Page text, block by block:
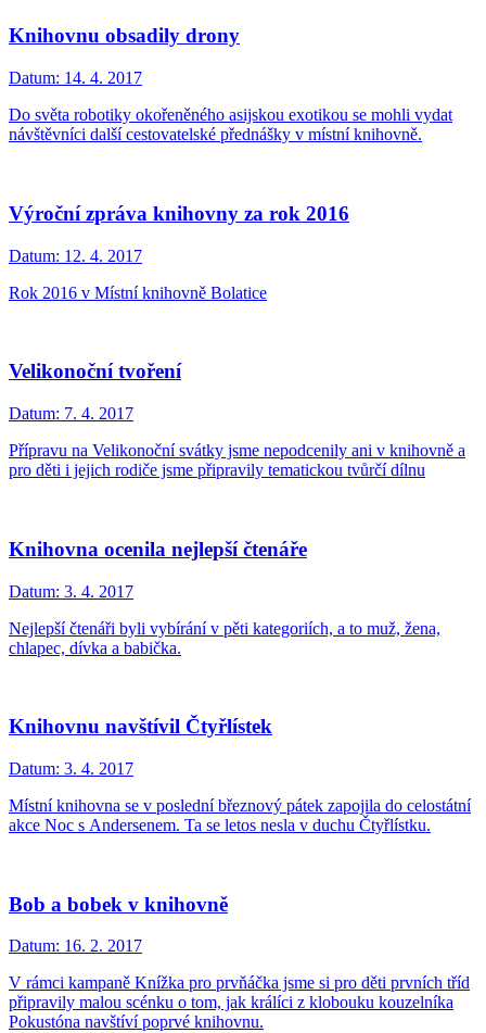
Knihovnu obsadily drony
Datum: 14. 4. 2017
Do světa robotiky okořeněného asijskou exotikou se mohli vydat
návštěvníci další cestovatelské přednášky v místní knihovně.
Výroční zpráva knihovny za rok 2016
Datum: 12. 4. 2017
Rok 2016 v Místní knihovně Bolatice
Velikonoční tvoření
Datum: 7. 4. 2017
Přípravu na Velikonoční svátky jsme nepodcenily ani v knihovně a
pro děti i jejich rodiče jsme připravily tematickou tvůrčí dílnu
Knihovna ocenila nejlepší čtenáře
Datum: 3. 4. 2017
Nejlepší čtenáři byli vybírání v pěti kategoriích, a to muž, žena,
chlapec, dívka a babička.
Knihovnu navštívil Čtyřlístek
Datum: 3. 4. 2017
Místní knihovna se v poslední březnový pátek zapojila do celostátní
akce Noc s Andersenem. Ta se letos nesla v duchu Čtyřlístku.
Bob a bobek v knihovně
Datum: 16. 2. 2017
V rámci kampaně Knížka pro prvňáčka jsme si pro děti prvních tříd
připravily malou scénku o tom, jak králíci z klobouku kouzelníka
Pokustóna navštíví poprvé knihovnu.